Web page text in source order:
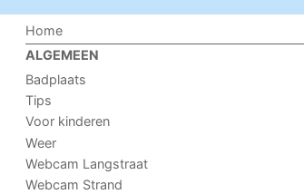
Home
ALGEMEEN
Badplaats
Tips
Voor kinderen
Weer
Webcam Langstraat
Webcam Strand